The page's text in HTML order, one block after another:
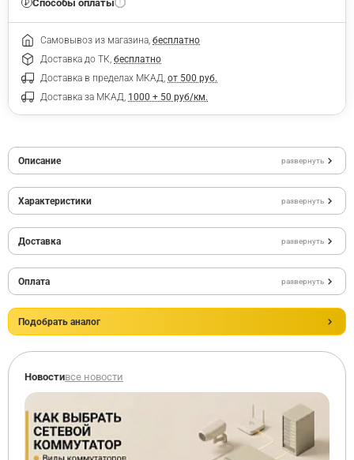
Способы оплаты
Самовывоз из магазина, бесплатно
Доставка до ТК, бесплатно
Доставка в пределах МКАД, от 500 руб.
Доставка за МКАД, 1000 + 50 руб/км.
Описание развернуть
Характеристики развернуть
Доставка развернуть
Оплата развернуть
Подобрать аналог
Новостивсе новости